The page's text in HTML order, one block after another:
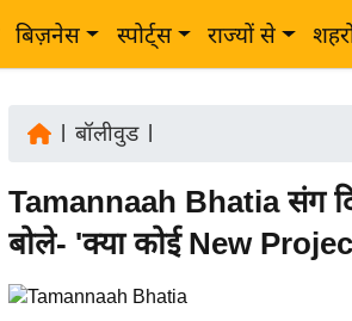
बिज़नेस स्पोर्ट्स राज्यों से
बॉलीवुड|
Tamannaah Bhatia संग
बोले- 'क्या कोई New